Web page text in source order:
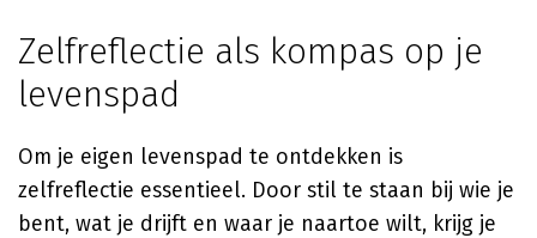
Zelfreflectie als kompas op je
levenspad
Om je eigen levenspad te ontdekken is
zelfreflectie essentieel. Door stil te staan bij wie je
bent, wat je drijft en waar je naartoe wilt, krijg je